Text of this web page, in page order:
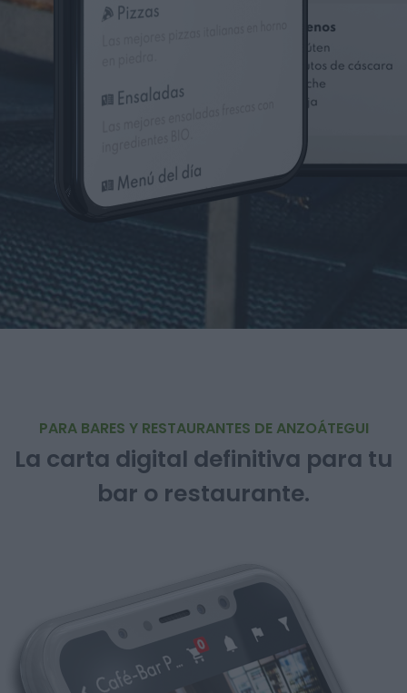
PARA BARES Y RESTAURANTES DE ANZOÁTEGUI
La carta digital definitiva para tu
bar o restaurante.